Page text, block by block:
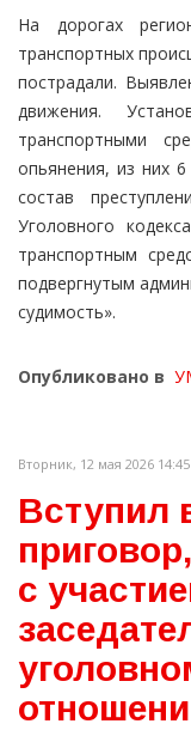
На дорогах
транспортных
пострадали.
движения.
транспортными
опьянения, из них
состав
Уголовного
транспортным
подвергнутым
судимость».
Опубликовано в
Вторник, 12 мая 2026 14:45
Вступил
с